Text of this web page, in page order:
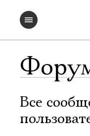
Все